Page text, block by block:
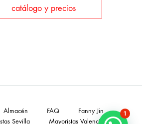
catálogo y precios
Almacén FAQ
Fanny Jin
Sevilla Mayoristas Valencia
1